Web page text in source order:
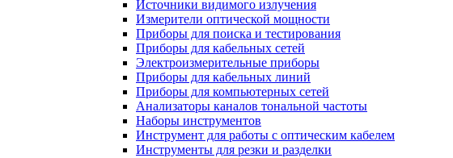
Источники видимого излучения
Измерители оптической мощности
Приборы для поиска и тестирования
Приборы для кабельных сетей
Электроизмерительные приборы
Приборы для кабельных линий
Приборы для компьютерных сетей
Анализаторы каналов тональной частоты
Наборы инструментов
Инструмент для работы с оптическим кабелем
Инструменты для резки и разделки